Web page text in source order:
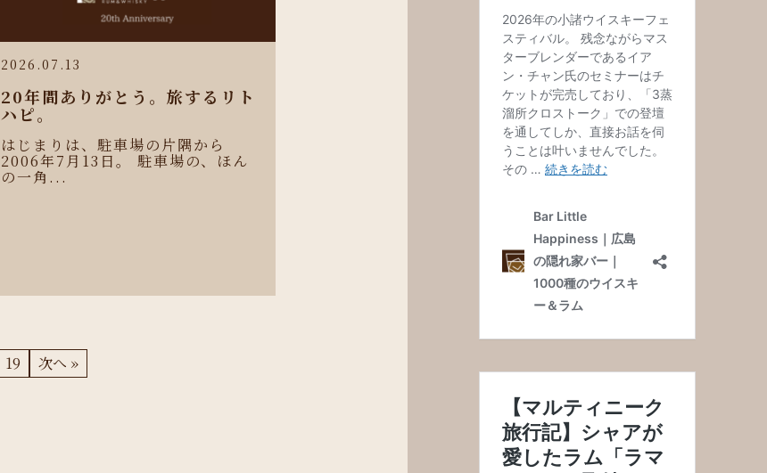
2026.07.13
20年間ありがとう。旅するリト
ハピ。
はじまりは、駐車場の片隅から
2006年7月13日。 駐車場の、ほん
の一角...
19 次へ »